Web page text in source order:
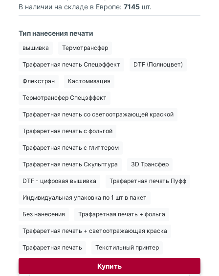
В наличии на складе в Европе: 7145 шт.
Тип нанесения печати
вышивка Термотрансфер
Трафаретная печать Спецэффект DTF (Полноцвет)
Флекстран Кастомизация
Термотрансфер Спецэффект
Трафаретная печать со светоотражающей краской
Трафаретная печать с фольгой
Трафаретная печать с глиттером
Трафаретная печать Скульптура 3D Трансфер
DTF - цифровая вышивка Трафаретная печать Пуфф
Индивидуальная упаковка по 1 шт в пакет
Без нанесения Трафаретная печать + фольга
Трафаретная печать + светоотражающая краска
Трафаретная печать Текстильный принтер
Купить